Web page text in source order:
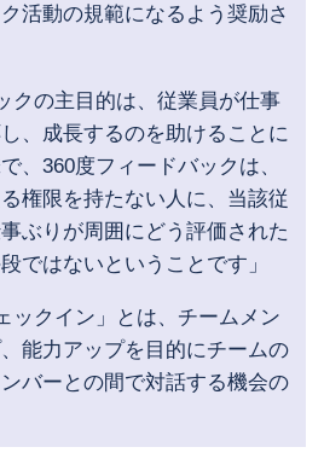
活動の規範になるよう奨励さ
クの主目的は、従業員が仕事
、成長するのを助けることに
、360度フィードバックは、
権限を持たない人に、当該従
ぶりが周囲にどう評価された
ではないということです」
ックイン」とは、チームメン
能力アップを目的にチームの
バーとの間で対話する機会の